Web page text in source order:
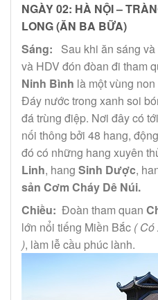
NGÀY 02: HÀ NỘI –
LONG (ĂN BA BỮA)
Sáng: Sau khi ăn sáng
và HDV đón đòan đi tham
Ninh Bình là một vùng
Đáy nước trong xanh soi
đá trùng điệp. Nơi đây có
nối thông bởi 48 hang,
đó có những hang xuyên
Linh, hang Sinh Dược,
sản Cơm Cháy Dê Núi.
Chiều: Đoàn tham quan
lớn nổi tiếng Miền Bắc (
), làm lễ cầu phúc lành.